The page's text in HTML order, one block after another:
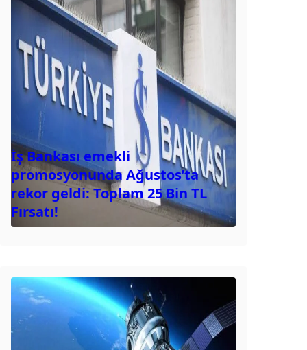
İş Bankası emekli
promosyonunda Ağustos’ta
rekor geldi: Toplam 25 Bin TL
Fırsatı!